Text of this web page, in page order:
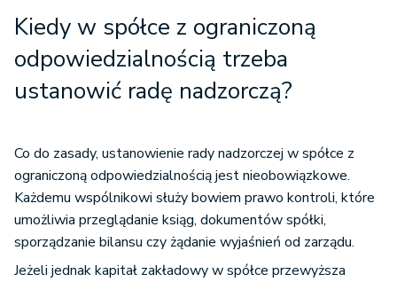
Kiedy w spółce z ograniczoną
odpowiedzialnością trzeba
ustanowić radę nadzorczą?
Co do zasady, ustanowienie rady nadzorczej w spółce z
ograniczoną odpowiedzialnością jest nieobowiązkowe.
Każdemu wspólnikowi służy bowiem prawo kontroli, które
umożliwia przeglądanie ksiąg, dokumentów spółki,
sporządzanie bilansu czy żądanie wyjaśnień od zarządu.
Jeżeli jednak kapitał zakładowy w spółce przewyższa